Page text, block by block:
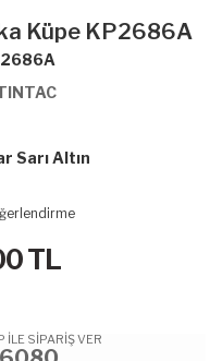
Küpe KP2686A
Sarı Altın
TL
SİPARİŞ VER